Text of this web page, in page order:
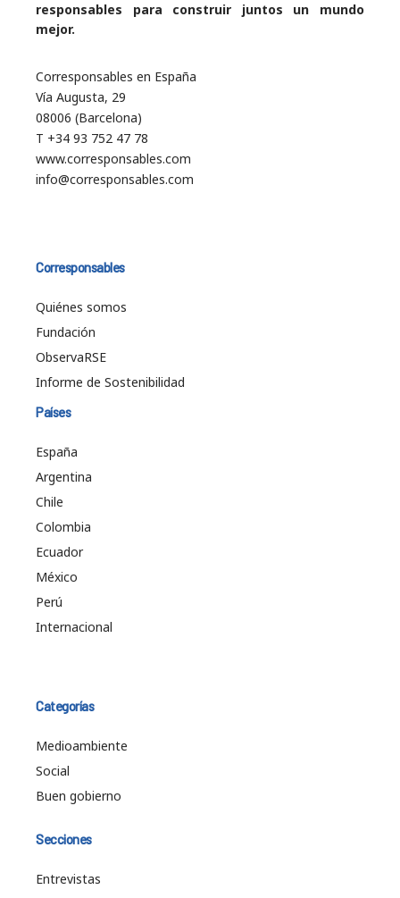
responsables para construir juntos un mundo
mejor.
Corresponsables en España
Vía Augusta, 29
08006 (Barcelona)
T +34 93 752 47 78
www.corresponsables.com
info@corresponsables.com
Corresponsables
Quiénes somos
Fundación
ObservaRSE
Informe de Sostenibilidad
Países
España
Argentina
Chile
Colombia
Ecuador
México
Perú
Internacional
Categorías
Medioambiente
Social
Buen gobierno
Secciones
Entrevistas